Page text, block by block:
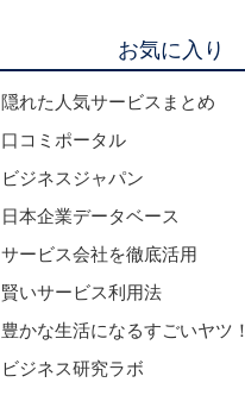
お気に入り
隠れた人気サービスまとめ
口コミポータル
ビジネスジャパン
日本企業データベース
サービス会社を徹底活用
賢いサービス利用法
豊かな生活になるすごいヤツ！
ビジネス研究ラボ